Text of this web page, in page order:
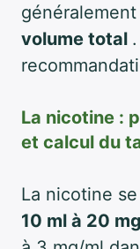
volume total
La nicotine :
et calcul du
La nicotine
10 ml à 20